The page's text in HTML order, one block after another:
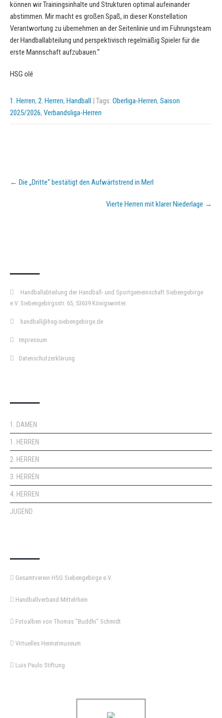
können wir Trainingsinhalte und Strukturen optimal aufeinander
abstimmen. Mir macht es großen Spaß, in dieser Konstellation
Verantwortung zu übernehmen an der Seitenlinie und im Führungsteam
der Handballabteilung und perspektivisch regelmäßig Spieler für die
erste Mannschaft aufzubauen.“
HSG olé
1. Herren, 2. Herren, Handball | Tags: Oberliga-Herren, Saison
2025/2026, Verbandsliga-Herren
Post
navigation
← Die „Dritte“ bestätigt den Aufwärtstrend in Merl
Vierte Herren mit klarer Niederlage →
Handballabteilung der Handball- und Sportgemeinschaft Siebengebirge
e.V. Siebengebirgsstr. 65, 53639 Königswinter.
handball@hsg-siebengebirge.de
Impressum
Datenschutzerklärung
1. DAMEN
1. HERREN
2. HERREN
3. HERREN
4. HERREN
JUGEND
Gesamtverein HSG Siebengebirge e.V.
Handballverband Mittelrhein
Fotoalben von Thomas "Buddhi" Schmidt
Virtuelles Heimatmuseum
Luis Paulo Stiftung